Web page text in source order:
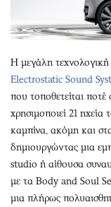
Η μεγάλη τεχνολογική
Electrostatic Sound
που τοποθετείται
χρησιμοποιεί 21
καμπίνα, ακόμη και
δημιουργώντας μια
studio ή αίθουσα
με τα Body and Soul
μια πλήρως